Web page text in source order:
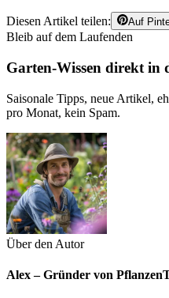
Diesen Artikel teilen: Auf
Bleib auf dem Laufenden
Garten-Wissen direkt in
Saisonale Tipps, neue Artikel,
pro Monat, kein Spam.
Über den Autor
Alex – Gründer von